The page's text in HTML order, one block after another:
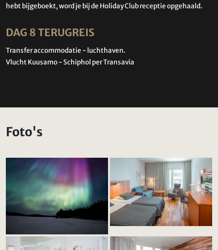
hebt bijgeboekt, word je bij de Holiday Club receptie opgehaald.
DAG 8 TERUGREIS
Transfer accommodatie - luchthaven.
Vlucht Kuusamo - Schiphol per Transavia
Foto's